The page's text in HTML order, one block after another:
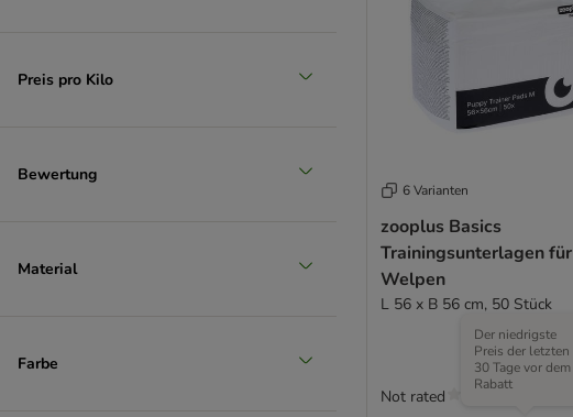
Preis pro Kilo
Bewertung
Material
Farbe
6 Varianten
zooplus Basics
Trainingsunterlagen für
Welpen
L 56 x B 56 cm, 50 Stück
Der niedrigste
Preis der letzten
30 Tage vor dem
Rabatt
Not rated